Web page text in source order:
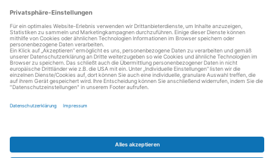
reparierenden Betriebe und des Reparatur-Know-hows in
Deutschland.
Weitere Informationen
FAQ - häufig gestellte Fragen
Partner werden
Über uns
Datenschutz